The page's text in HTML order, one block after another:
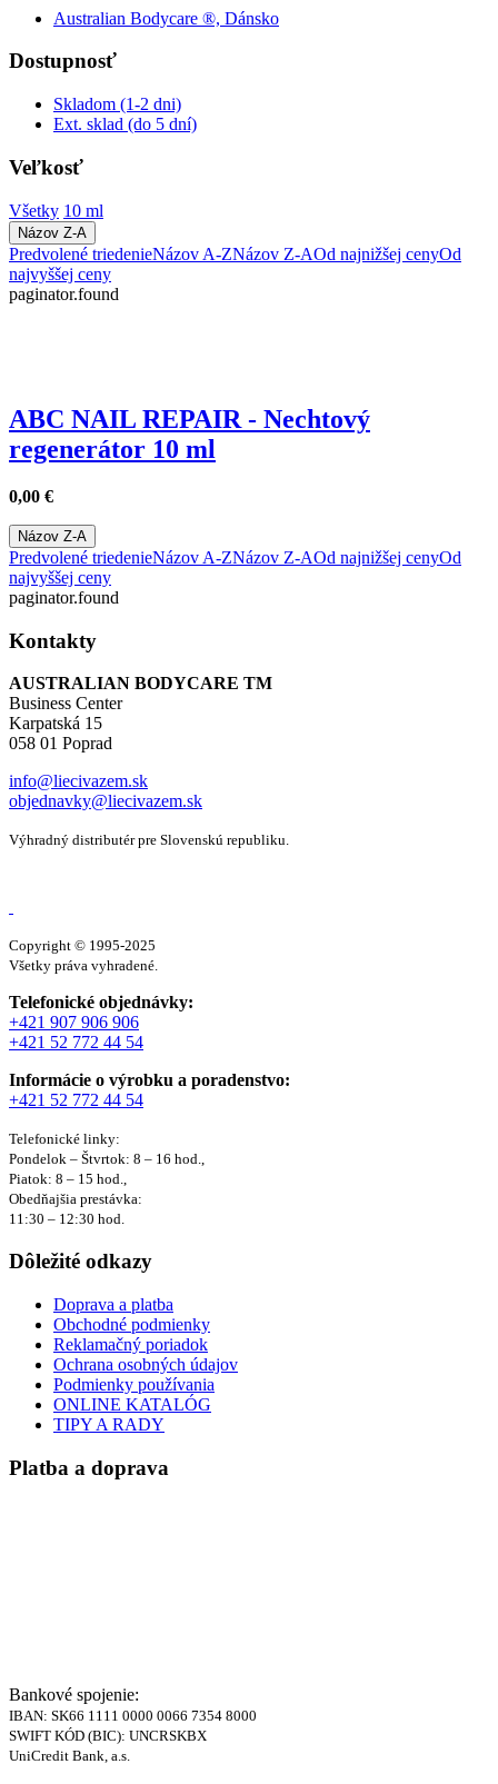
Australian Bodycare ®, Dánsko
Dostupnosť
Skladom (1-2 dni)
Ext. sklad (do 5 dní)
Veľkosť
Všetky 10 ml
Názov Z-A
Predvolené triedenieNázov A-ZNázov Z-AOd najnižšej cenyOd
najvyššej ceny
paginator.found
ABC NAIL REPAIR - Nechtový
regenerátor 10 ml
0,00 €
Názov Z-A
Predvolené triedenieNázov A-ZNázov Z-AOd najnižšej cenyOd
najvyššej ceny
paginator.found
Kontakty
AUSTRALIAN BODYCARE TM
Business Center
Karpatská 15
058 01 Poprad
info@liecivazem.sk
objednavky@liecivazem.sk
Výhradný distributér pre Slovenskú republiku.
Copyright © 1995-2025
Všetky práva vyhradené.
Telefonické objednávky:
+421 907 906 906
+421 52 772 44 54
Informácie o výrobku a poradenstvo:
+421 52 772 44 54
Telefonické linky:
Pondelok – Štvrtok: 8 – 16 hod.,
Piatok: 8 – 15 hod.,
Obedňajšia prestávka:
11:30 – 12:30 hod.
Dôležité odkazy
Doprava a platba
Obchodné podmienky
Reklamačný poriadok
Ochrana osobných údajov
Podmienky používania
ONLINE KATALÓG
TIPY A RADY
Platba a doprava
Bankové spojenie:
IBAN: SK66 1111 0000 0066 7354 8000
SWIFT KÓD (BIC): UNCRSKBX
UniCredit Bank, a.s.